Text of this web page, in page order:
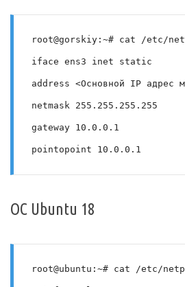
root@gorskiy:~# cat /etc/
iface ens3 inet static
address <Основной IP адрес
netmask 255.255.255.255
gateway 10.0.0.1
pointopoint 10.0.0.1
ОС Ubuntu 18
root@ubuntu:~# cat /etc/